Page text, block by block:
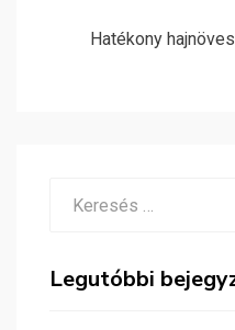
Hatékony
Legutóbbi